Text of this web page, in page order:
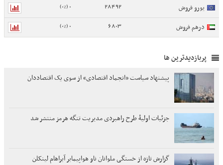
یورو فروش 28492
0 (0%)
درهم فروش 6803
0 (0%)
پربازدیدترین ها
پیشنهاد سیاست «انجماد اقتصادی» از سوی یک اقتصاددان
جزئیات اولیۀ طرح راهبردی مدیریت تنگه هرمز منتشر شد
گزارش تازه از خستگی ملوانان ناو هواپیمابر آبراهام لینکلن